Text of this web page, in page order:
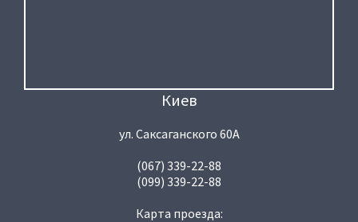
Киев
ул. Саксаганского 60А
(067) 339-22-88
(099) 339-22-88
Карта проезда: